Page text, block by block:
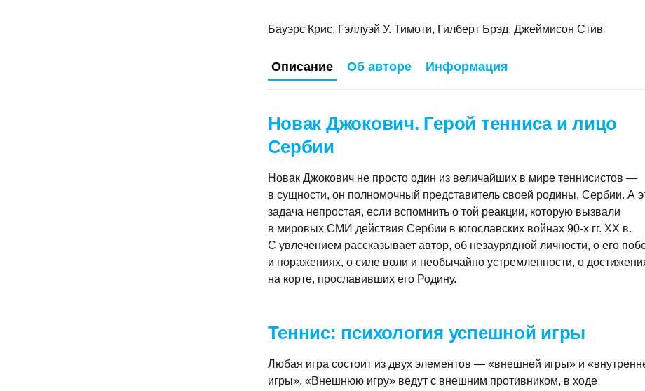
Бауэрс Крис, Гэллуэй У. Тимоти, Гилберт Брэд, Джеймисон Стив
Описание Об авторе Информация
Новак Джокович. Герой тенниса и лицо
Сербии
Новак Джокович не просто один из величайших в мире теннисистов —
в сущности, он полномочный представитель своей родины, Сербии. А
задача непростая, если вспомнить о той реакции, которую вызвали
в мировых СМИ действия Сербии в югославских войнах 90-х гг. XX в.
C увлечением рассказывает автор, об незаурядной личности, о его
и поражениях, о силе воли и необычайно устремленности, о
на корте, прославивших его Родину.
Теннис: психология успешной игры
Любая игра состоит из двух элементов — «внешней игры» и
игры». «Внешнюю игру» ведут с внешним противником, в ходе